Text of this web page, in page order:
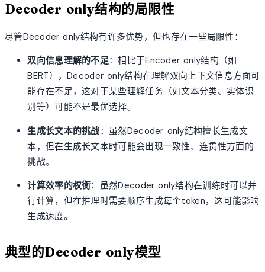
Decoder only结构的局限性
尽管Decoder only结构有许多优势，但也存在一些局限性：
双向信息理解的不足：相比于Encoder only结构（如
BERT），Decoder only结构在理解双向上下文信息方面可
能存在不足，这对于某些理解任务（如文本分类、实体识
别等）可能不是最优选择。
生成长文本的挑战：虽然Decoder only结构擅长生成文
本，但在生成长文本时可能会出现一致性、连贯性方面的
挑战。
计算效率的权衡：虽然Decoder only结构在训练时可以并
行计算，但在推理时需要顺序生成每个token，这可能影响
生成速度。
典型的Decoder only模型